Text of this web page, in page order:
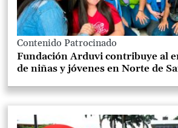
Contenido Patrocinado
Fundación Arduvi contribuye al
de niñas y jóvenes en Norte de